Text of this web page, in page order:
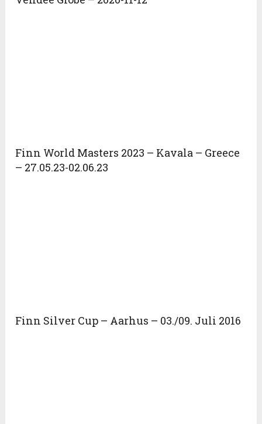
Finn World Masters 2023 – Kavala – Greece
– 27.05.23-02.06.23
Finn Silver Cup – Aarhus – 03./09. Juli 2016